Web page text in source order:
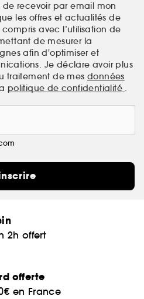
de recevoir par email mon
les offres et actualités de
avec l’utilisation de
de mesurer la
afin d'optimiser et
Je déclare avoir plus
traitement de mes données
politique de confidentialité .
2h offert
offerte
en France